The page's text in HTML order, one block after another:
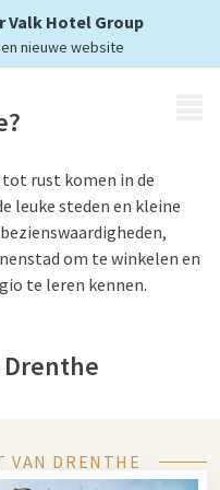
Valk Hotel Group
nieuwe website
rust komen in de
leuke steden en kleine
om te winkelen en
te leren kennen.
de natuur in kan.
VAN DRENTHE